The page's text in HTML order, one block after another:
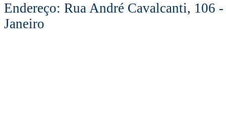
Endereço: Rua André Cavalcanti, 106
Janeiro